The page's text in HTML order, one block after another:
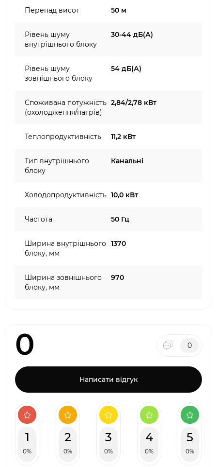
Перепад висот 50 м
Рівень шуму
внутрішнього блоку
30-44 дБ(А)
Рівень шуму
зовнішнього блоку
54 дБ(А)
Споживана потужність
(охолодження/нагрів)
2,84/2,78 кВт
Теплопродуктивність 11,2 кВт
Тип внутрішнього
блоку
Канальні
Холодопродуктивність 10,0 кВт
Частота 50 Гц
Ширина внутрішнього
блоку, мм
1370
Ширина зовнішнього
блоку, мм
970
0 0
Написати відгук
1
0%
2
0%
3
0%
4
0%
5
0%